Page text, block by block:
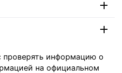
информацию о
на официальном